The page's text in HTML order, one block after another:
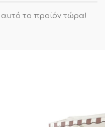
το προϊόν τώρα!